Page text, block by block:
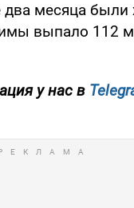
два месяца
выпало 112
у нас в